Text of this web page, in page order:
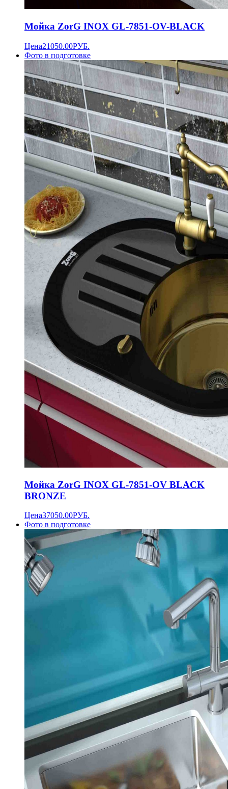
Мойка ZorG INOX GL-7851-OV-BLACK
Цена21050.00РУБ.
Фото в подготовке
Мойка ZorG INOX GL-7851-OV BLACK
BRONZE
Цена37050.00РУБ.
Фото в подготовке